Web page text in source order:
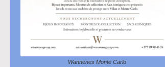
Wannenes Monte Carlo